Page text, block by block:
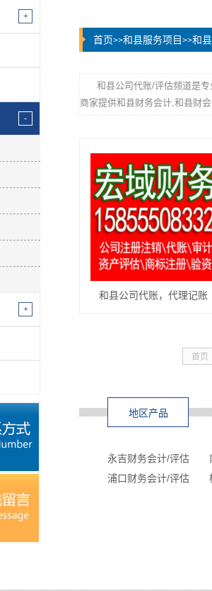
首页>>和县服务项目 >>和
和县公司代账/评估频道是
商家提供和县财务会计,和县财
和县公司代账，代理记账
首页
地区产品
永吉财务会计/评估
浦口财务会计/评估